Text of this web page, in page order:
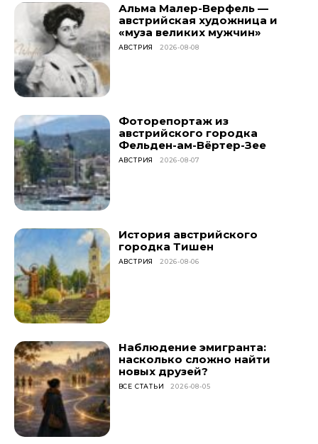
Альма Малер-Верфель —
австрийская художница и
«муза великих мужчин»
АВСТРИЯ 2026-08-08
Фоторепортаж из
австрийского городка
Фельден-ам-Вёртер-Зее
АВСТРИЯ 2026-08-07
История австрийского
городка Тишен
АВСТРИЯ 2026-08-06
Наблюдение эмигранта:
насколько сложно найти
новых друзей?
ВСЕ СТАТЬИ 2026-08-05